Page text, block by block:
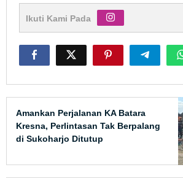
Ikuti Kami Pada
Amankan Perjalanan KA Batara
Kresna, Perlintasan Tak Berpalang
di Sukoharjo Ditutup